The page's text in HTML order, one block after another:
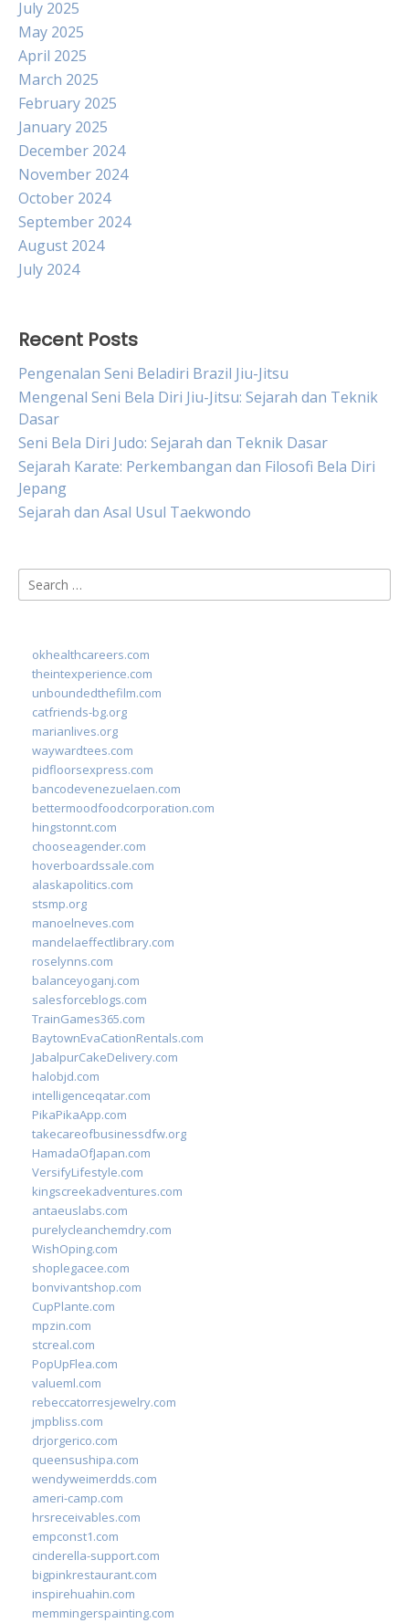
July 2025
May 2025
April 2025
March 2025
February 2025
January 2025
December 2024
November 2024
October 2024
September 2024
August 2024
July 2024
Recent Posts
Pengenalan Seni Beladiri Brazil Jiu-Jitsu
Mengenal Seni Bela Diri Jiu-Jitsu: Sejarah dan Teknik
Dasar
Seni Bela Diri Judo: Sejarah dan Teknik Dasar
Sejarah Karate: Perkembangan dan Filosofi Bela Diri
Jepang
Sejarah dan Asal Usul Taekwondo
Search
for:
okhealthcareers.com
theintexperience.com
unboundedthefilm.com
catfriends-bg.org
marianlives.org
waywardtees.com
pidfloorsexpress.com
bancodevenezuelaen.com
bettermoodfoodcorporation.com
hingstonnt.com
chooseagender.com
hoverboardssale.com
alaskapolitics.com
stsmp.org
manoelneves.com
mandelaeffectlibrary.com
roselynns.com
balanceyoganj.com
salesforceblogs.com
TrainGames365.com
BaytownEvaCationRentals.com
JabalpurCakeDelivery.com
halobjd.com
intelligenceqatar.com
PikaPikaApp.com
takecareofbusinessdfw.org
HamadaOfJapan.com
VersifyLifestyle.com
kingscreekadventures.com
antaeuslabs.com
purelycleanchemdry.com
WishOping.com
shoplegacee.com
bonvivantshop.com
CupPlante.com
mpzin.com
stcreal.com
PopUpFlea.com
valueml.com
rebeccatorresjewelry.com
jmpbliss.com
drjorgerico.com
queensushipa.com
wendyweimerdds.com
ameri-camp.com
hrsreceivables.com
empconst1.com
cinderella-support.com
bigpinkrestaurant.com
inspirehuahin.com
memmingerspainting.com